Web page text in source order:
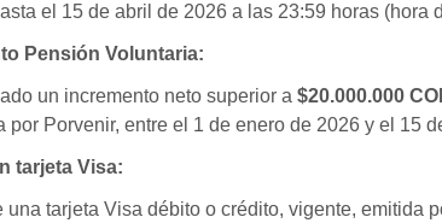
el 15 de abril de 2026 a las 23:59 horas (hora
Pensión Voluntaria:
un incremento neto superior a $20.000.000
por Porvenir, entre el 1 de enero de 2026 y el 15
tarjeta Visa:
una tarjeta Visa débito o crédito, vigente, emitida